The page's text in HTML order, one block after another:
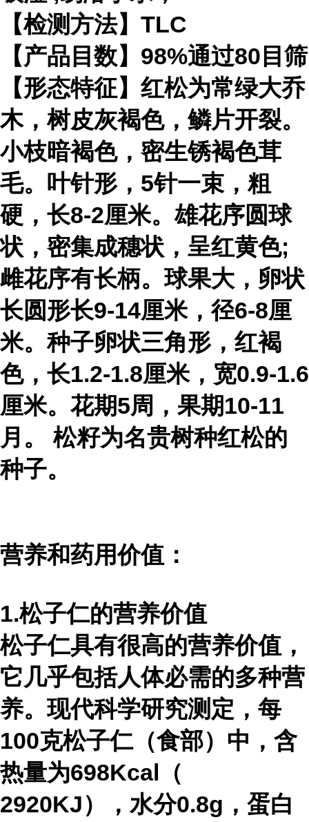
【检测方法】TLC
【产品目数】98%通过80目筛
【形态特征】红松为常绿大乔
木，树皮灰褐色，鳞片开裂。
小枝暗褐色，密生锈褐色茸
毛。叶针形，5针一束，粗
硬，长8-2厘米。雄花序圆球
状，密集成穗状，呈红黄色;
雌花序有长柄。球果大，卵状
长圆形长9-14厘米，径6-8厘
米。种子卵状三角形，红褐
色，长1.2-1.8厘米，宽0.9-1.6
厘米。花期5周，果期10-11
月。 松籽为名贵树种红松的
种子。
营养和药用价值：
1.松子仁的营养价值
松子仁具有很高的营养价值，
它几乎包括人体必需的多种营
养。现代科学研究测定，每
100克松子仁（食部）中，含
热量为698Kcal（
2920KJ），水分0.8g，蛋白